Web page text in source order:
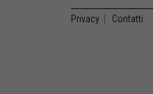
Privacy Contatti